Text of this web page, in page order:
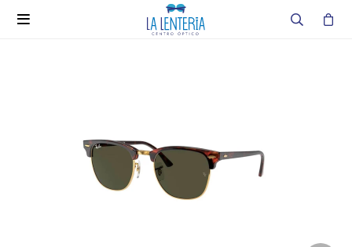
